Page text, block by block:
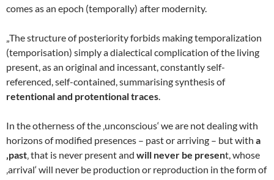
comes as an epoch (temporally) after modernity.
„The structure of posteriority forbids making temporalization
(temporisation) simply a dialectical complication of the living
present, as an original and incessant, constantly self-
referenced, self-contained, summarising synthesis of
retentional and protentional traces.
In the otherness of the ‚unconscious‘ we are not dealing with
horizons of modified presences – past or arriving – but with a
‚past‚ that is never present and will never be present, whose
‚arrival‘ will never be production or reproduction in the form of